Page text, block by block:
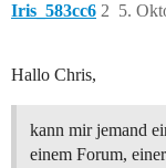
Iris_583cc6 5.
2
Hallo Chris,
kann mir jemand
einem Forum,